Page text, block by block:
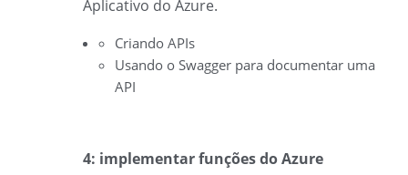
Aplicativo do Azure.
Criando APIs
Usando o Swagger para documentar uma
API
4: implementar funções doAzure